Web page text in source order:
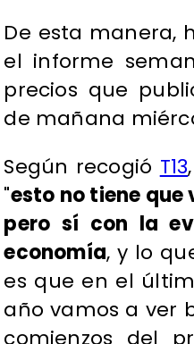
De esta manera,
el informe
precios que
de mañana
Según recogió T13
"esto no tiene que
pero sí con la
economía, y lo
es que en el
año vamos a ver
comienzos del